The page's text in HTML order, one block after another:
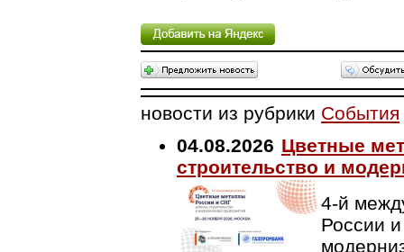
новости из рубрики События
04.08.2026 Цветные
строительство и
4-й
России